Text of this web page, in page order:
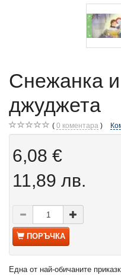
Снежанка
джуджета
0 коментара
6,08 €
11,89 лв.
ПОРЪЧКА
Една от най-обичаните